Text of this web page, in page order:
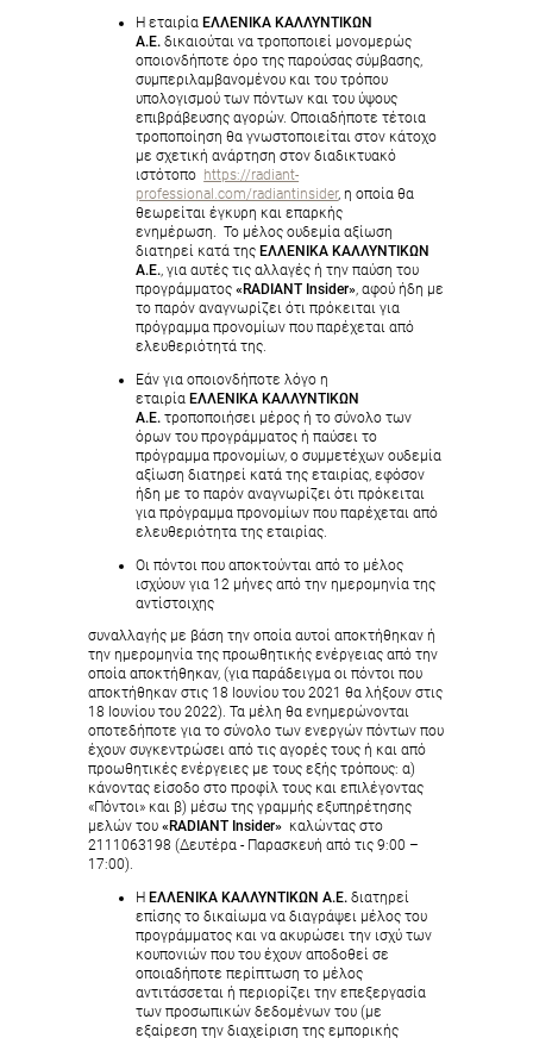
Η εταιρία ΕΛΛΕΝΙΚΑ ΚΑΛΛΥΝΤΙΚΩΝ
Α.Ε. δικαιούται να τροποποιεί μονομερώς
οποιονδήποτε όρο της παρούσας σύμβασης,
συμπεριλαμβανομένου και του τρόπου
υπολογισμού των πόντων και του ύψους
επιβράβευσης αγορών. Οποιαδήποτε τέτοια
τροποποίηση θα γνωστοποιείται στον κάτοχο
με σχετική ανάρτηση στον διαδικτυακό
ιστότοπο https://radiant-
professional.com/radiantinsider, η οποία θα
θεωρείται έγκυρη και επαρκής
ενημέρωση. Το μέλος ουδεμία αξίωση
διατηρεί κατά της ΕΛΛΕΝΙΚΑ ΚΑΛΛΥΝΤΙΚΩΝ
Α.Ε., για αυτές τις αλλαγές ή την παύση του
προγράμματος«RADIANT Insider», αφού ήδη με
το παρόν αναγνωρίζει ότι πρόκειται για
πρόγραμμα προνομίων που παρέχεται από
ελευθεριότητά της.
Εάν για οποιονδήποτε λόγο η
εταιρίαΕΛΛΕΝΙΚΑ ΚΑΛΛΥΝΤΙΚΩΝ
Α.Ε. τροποποιήσει μέρος ή το σύνολο των
όρων του προγράμματος ή παύσει το
πρόγραμμα προνομίων, ο συμμετέχων ουδεμία
αξίωση διατηρεί κατά της εταιρίας, εφόσον
ήδη με το παρόν αναγνωρίζει ότι πρόκειται
για πρόγραμμα προνομίων που παρέχεται από
ελευθεριότητα της εταιρίας.
Οι πόντοι που αποκτούνται από το μέλος
ισχύουν για 12 μήνες από την ημερομηνία της
αντίστοιχης
συναλλαγής με βάση την οποία αυτοί αποκτήθηκαν ή
την ημερομηνία της προωθητικής ενέργειας από την
οποία αποκτήθηκαν, (για παράδειγμα οι πόντοι που
αποκτήθηκαν στις 18 Ιουνίου του 2021 θα λήξουν στις
18 Ιουνίου του 2022). Τα μέλη θα ενημερώνονται
οποτεδήποτε για το σύνολο των ενεργών πόντων που
έχουν συγκεντρώσει από τις αγορές τους ή και από
προωθητικές ενέργειες με τους εξής τρόπους: α)
κάνοντας είσοδο στο προφίλ τους και επιλέγοντας
«Πόντοι» και β) μέσω της γραμμής εξυπηρέτησης
μελών του«RADIANT Insider» καλώντας στο
2111063198 (Δευτέρα - Παρασκευή από τις 9:00 –
17:00).
Η ΕΛΛΕΝΙΚΑ ΚΑΛΛΥΝΤΙΚΩΝ Α.Ε. διατηρεί
επίσης το δικαίωμα να διαγράψει μέλος του
προγράμματος και να ακυρώσει την ισχύ των
κουπονιών που του έχουν αποδοθεί σε
οποιαδήποτε περίπτωση το μέλος
αντιτάσσεται ή περιορίζει την επεξεργασία
των προσωπικών δεδομένων του (με
εξαίρεση την διαχείριση της εμπορικής